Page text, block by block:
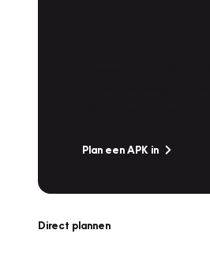
Plan een APK in
Direct plannen